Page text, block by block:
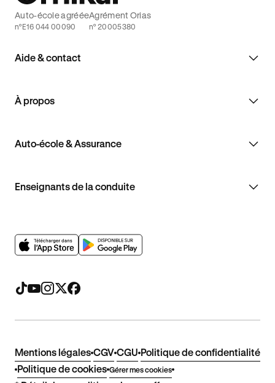
Aide & contact
À propos
Auto-école & Assurance
Enseignants de la conduite
Auto-école agréée
n°E16 044 00090
Agrément Orias
n° 20005380
Mentions légales CGV CGU Politique de confidentialité
Politique de cookies Gérer mes cookies